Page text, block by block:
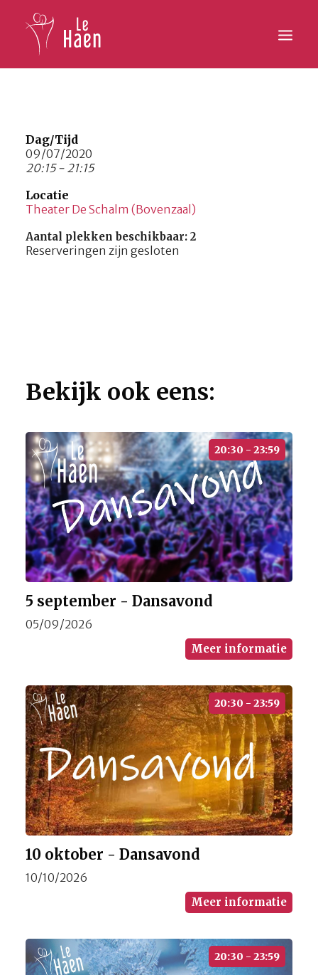
Lesaanbod
Activiteiten
Inschrijven
Galerij
Contact
Dag/Tijd
09/07/2020
20:15 - 21:15
Locatie
Theater De Schalm (Bovenzaal)
Aantal plekken beschikbaar: 2
Reserveringen zijn gesloten
Bekijk ook eens:
5 september - Dansavond
05/09/2026
20:30 - 23:59
Meer informatie
10 oktober - Dansavond
10/10/2026
20:30 - 23:59
Meer informatie
20:30 - 23:59